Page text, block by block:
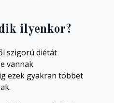
ilyenkor?
szigorú diétát
vannak
ezek gyakran többet